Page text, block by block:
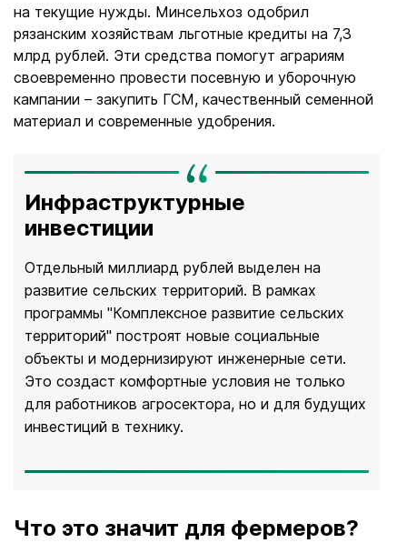
на текущие нужды. Минсельхоз одобрил
рязанским хозяйствам льготные кредиты на 7,3
млрд рублей. Эти средства помогут аграриям
своевременно провести посевную и уборочную
кампании – закупить ГСМ, качественный семенной
материал и современные удобрения.
Инфраструктурные
инвестиции
Отдельный миллиард рублей выделен на
развитие сельских территорий. В рамках
программы "Комплексное развитие сельских
территорий" построят новые социальные
объекты и модернизируют инженерные сети.
Это создаст комфортные условия не только
для работников агросектора, но и для будущих
инвестиций в технику.
Что это значит для фермеров?